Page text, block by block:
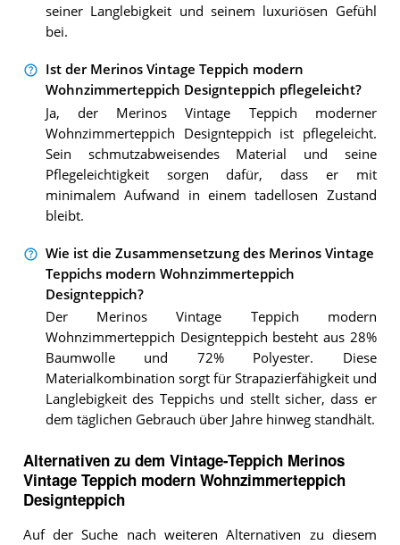
seiner Langlebigkeit und seinem luxuriösen Gefühl
bei.
Ist der Merinos Vintage Teppich modern
Wohnzimmerteppich Designteppich pflegeleicht?
Ja, der Merinos Vintage Teppich moderner
Wohnzimmerteppich Designteppich ist pflegeleicht.
Sein schmutzabweisendes Material und seine
Pflegeleichtigkeit sorgen dafür, dass er mit
minimalem Aufwand in einem tadellosen Zustand
bleibt.
Wie ist die Zusammensetzung des Merinos Vintage
Teppichs modern Wohnzimmerteppich
Designteppich?
Der Merinos Vintage Teppich modern
Wohnzimmerteppich Designteppich besteht aus 28%
Baumwolle und 72% Polyester. Diese
Materialkombination sorgt für Strapazierfähigkeit und
Langlebigkeit des Teppichs und stellt sicher, dass er
dem täglichen Gebrauch über Jahre hinweg standhält.
Alternativen zu dem Vintage-Teppich Merinos
Vintage Teppich modern Wohnzimmerteppich
Designteppich
Auf der Suche nach weiteren Alternativen zu diesem